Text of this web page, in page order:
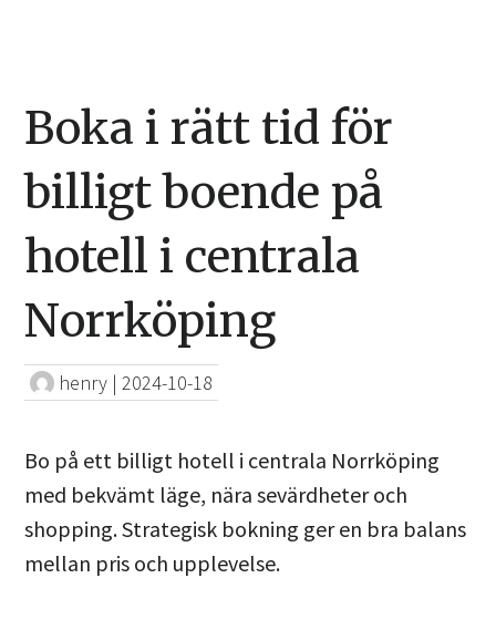
Boka i rätt tid för
billigt boende på
hotell i centrala
Norrköping
henry |2024-10-18
Bo på ett billigt hotell i centrala Norrköping
med bekvämt läge, nära sevärdheter och
shopping. Strategisk bokning ger en bra balans
mellan pris och upplevelse.